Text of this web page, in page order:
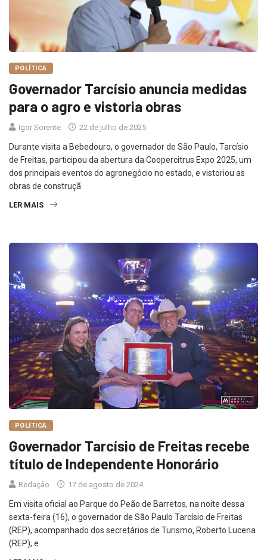
POLÍTICA
Governador Tarcísio anuncia medidas
para o agro e vistoria obras
Igor Sorente 22 de julho de 2025
Durante visita a Bebedouro, o governador de São Paulo, Tarcísio
de Freitas, participou da abertura da Coopercitrus Expo 2025, um
dos principais eventos do agronegócio no estado, e vistoriou as
obras de construçã
LER MAIS
POLÍTICA
Governador Tarcísio de Freitas recebe
título de Independente Honorário
Redação 17 de agosto de 2024
Em visita oficial ao Parque do Peão de Barretos, na noite dessa
sexta-feira (16), o governador de São Paulo Tarcísio de Freitas
(REP), acompanhado dos secretários de Turismo, Roberto Lucena
(REP), e
LER MAIS